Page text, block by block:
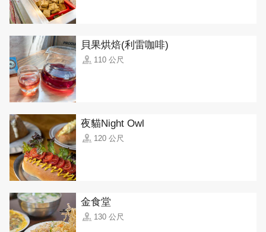
貝果烘焙(利雷咖啡)
110 公尺
夜貓Night Owl
120 公尺
金食堂
130 公尺